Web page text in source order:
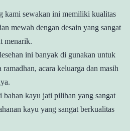
kami sewakan ini memiliki kualitas
mewah dengan desain yang sangat
menarik.
ini banyak di gunakan untuk
acara keluarga dan masih
bahan kayu jati pilihan yang sangat
kayu yang sangat berkualitas